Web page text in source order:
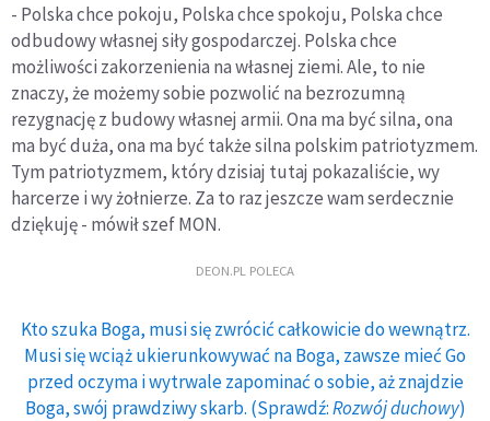
- Polska chce pokoju, Polska chce spokoju, Polska chce
odbudowy własnej siły gospodarczej. Polska chce
możliwości zakorzenienia na własnej ziemi. Ale, to nie
znaczy, że możemy sobie pozwolić na bezrozumną
rezygnację z budowy własnej armii. Ona ma być silna, ona
ma być duża, ona ma być także silna polskim patriotyzmem.
Tym patriotyzmem, który dzisiaj tutaj pokazaliście, wy
harcerze i wy żołnierze. Za to raz jeszcze wam serdecznie
dziękuję - mówił szef MON.
DEON.PL POLECA
Kto szuka Boga, musi się zwrócić całkowicie do wewnątrz.
Musi się wciąż ukierunkowywać na Boga, zawsze mieć Go
przed oczyma i wytrwale zapominać o sobie, aż znajdzie
Boga, swój prawdziwy skarb. (Sprawdź:Rozwój duchowy)